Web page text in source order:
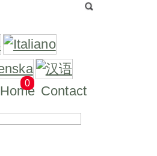
0
Home Contact